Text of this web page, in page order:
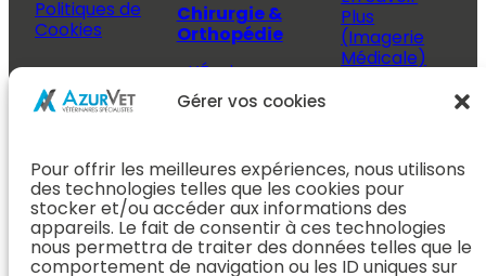
Gérer vos cookies
Pour offrir les meilleures expériences, nous utilisons
des technologies telles que les cookies pour
stocker et/ou accéder aux informations des
appareils. Le fait de consentir à ces technologies
nous permettra de traiter des données telles que le
comportement de navigation ou les ID uniques sur
Politiques de
Cookies
Propriétaire
Prendre
rendez-vous
Après mon
rendez-vous
Chirurgie &
Orthopédie
L’Équipe
Chirurgie &
Orthopédie
(Chirurgie &
Orthopédie)
Dentisterie &
ORL
Plus
(Imagerie
Médicale)
Médecine
Interne
En Savoir
Plus
(Médecine